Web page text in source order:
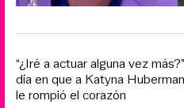
“¿Iré a actuar alguna vez
día en que a Katyna
le rompió el corazón